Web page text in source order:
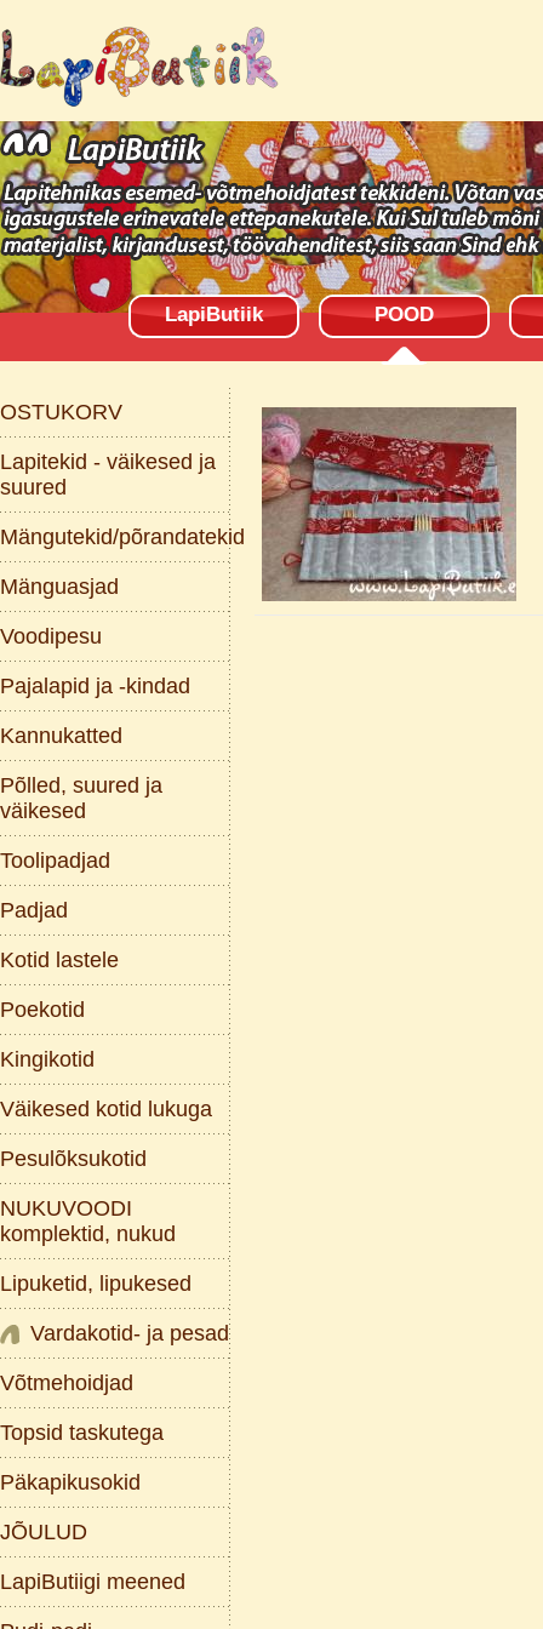
LapiButiik POOD
OSTUKORV
Lapitekid - väikesed ja
suured
Mängutekid/põrandatekid
Mänguasjad
Voodipesu
Pajalapid ja -kindad
Kannukatted
Põlled, suured ja
väikesed
Toolipadjad
Padjad
Kotid lastele
Poekotid
Kingikotid
Väikesed kotid lukuga
Pesulõksukotid
NUKUVOODI
komplektid, nukud
Lipuketid, lipukesed
Vardakotid- ja pesad
Võtmehoidjad
Topsid taskutega
Päkapikusokid
JÕULUD
LapiButiigi meened